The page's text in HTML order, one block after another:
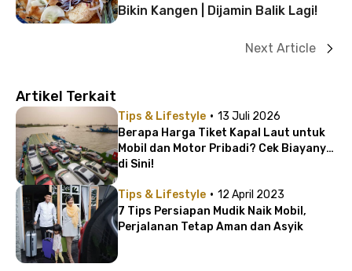
Bikin Kangen | Dijamin Balik Lagi!
Next Article
Artikel Terkait
Tips & Lifestyle · 13 Juli 2026
Berapa Harga Tiket Kapal Laut untuk
Mobil dan Motor Pribadi? Cek Biayanya
di Sini!
Tips & Lifestyle · 12 April 2023
7 Tips Persiapan Mudik Naik Mobil,
Perjalanan Tetap Aman dan Asyik